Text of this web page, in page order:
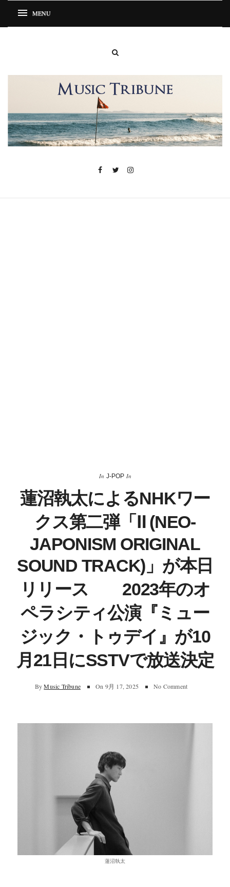
In J-POP In
蓮沼執太によるNHKワー
クス第二弾「Ⅱ (NEO-
JAPONISM ORIGINAL
SOUND TRACK)」が本日
リリース 2023年のオ
ペラシティ公演『ミュー
ジック・トゥデイ』が10
月21日にSSTVで放送決定
By Music Tribune On 9月 17, 2025 No Comment
蓮沼執太